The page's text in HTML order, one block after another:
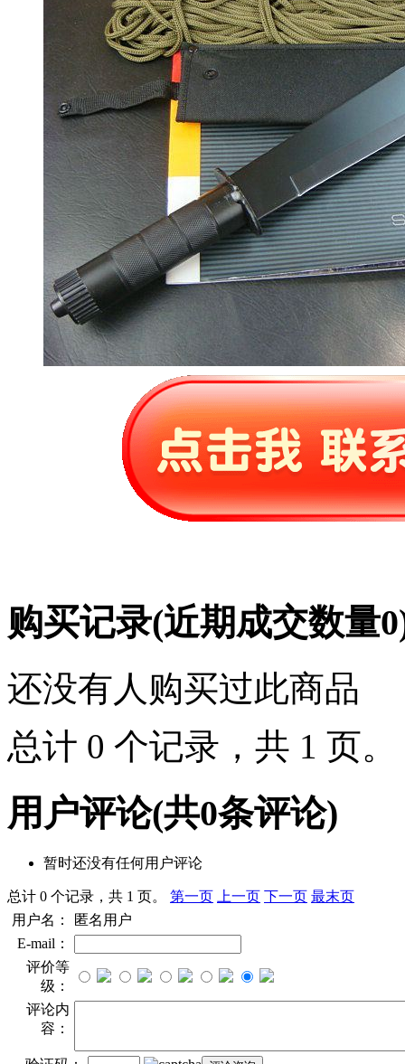
购买记录(近期成交数量0
还没有人购买过此商品
总计 0 个记录，共 1 页。
用户评论(共0条评论)
暂时还没有任何用户评论
总计 0 个记录，共 1 页。 第一页 上一页 下一页 最末页
用户名：
匿名用户
E-mail：
评价等
级：
评论内
容：